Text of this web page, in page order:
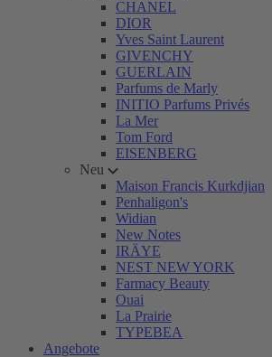
CHANEL
DIOR
Yves Saint Laurent
GIVENCHY
GUERLAIN
Parfums de Marly
INITIO Parfums Privés
La Mer
Tom Ford
EISENBERG
Neu
Maison Francis Kurkdjian
Penhaligon's
Widian
New Notes
IRÄYE
NEST NEW YORK
Farmacy Beauty
Ouai
La Prairie
TYPEBEA
Angebote